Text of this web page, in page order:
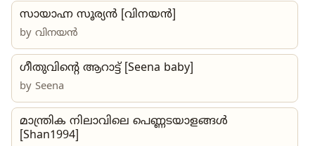
സായാഹ്ന സൂര്യൻ [വിനയൻ]
by വിനയൻ
ഗീതുവിന്റെ ആറാട്ട് [Seena baby]
by Seena
മാന്ത്രിക നിലാവിലെ പെണ്ണടയാളങ്ങൾ
[Shan1994]